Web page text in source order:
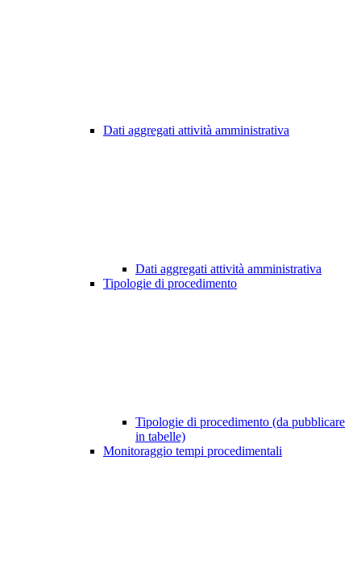
Dati aggregati attività amministrativa
Dati aggregati attività amministrativa
Tipologie di procedimento
Tipologie di procedimento (da pubblicare
in tabelle)
Monitoraggio tempi procedimentali